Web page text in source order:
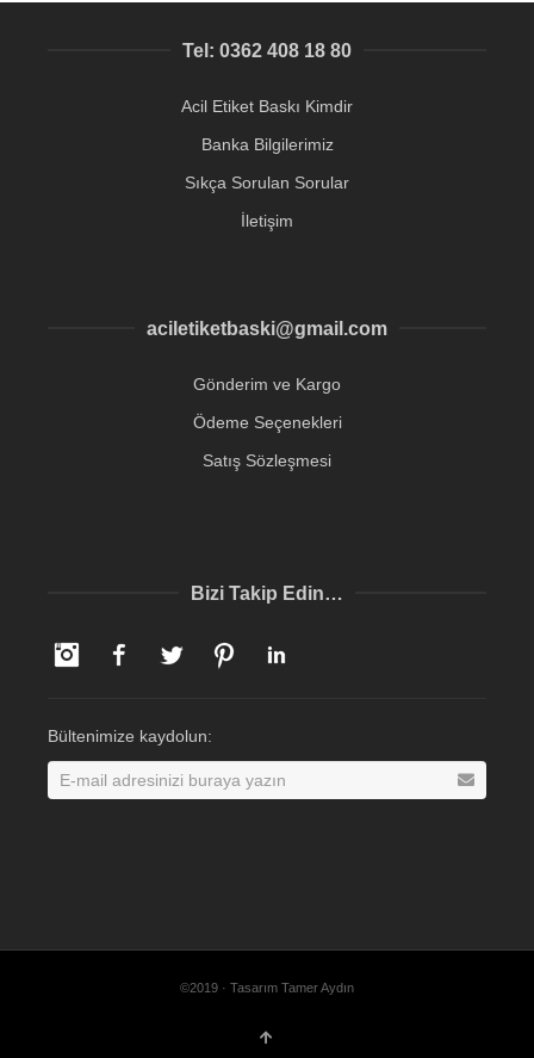
Tel: 0362 408 18 80
Acil Etiket Baskı Kimdir
Banka Bilgilerimiz
Sıkça Sorulan Sorular
İletişim
aciletiketbaski@gmail.com
Gönderim ve Kargo
Ödeme Seçenekleri
Satış Sözleşmesi
Bizi Takip Edin…
InstagramFacebookTwitter Pinterest
Bültenimize kaydolun:
©2019 · Tasarım Tamer Aydın